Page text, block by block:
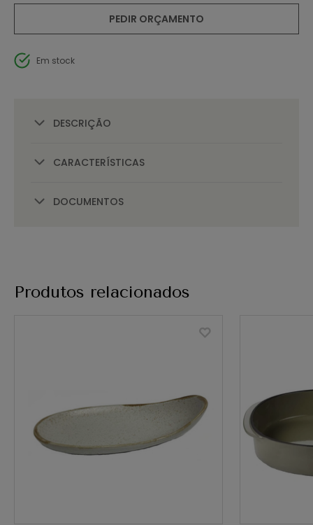
PEDIR ORÇAMENTO
Em stock
DESCRIÇÃO
CARACTERÍSTICAS
DOCUMENTOS
Produtos relacionados